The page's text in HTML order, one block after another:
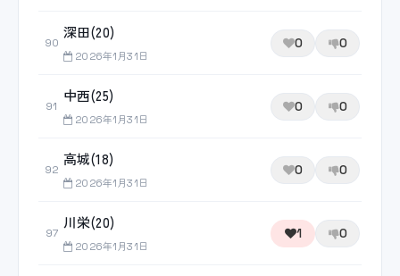
90
深田(20)
2026年1月31日
0 0
91
中西(25)
2026年1月31日
0 0
92
高城(18)
2026年1月31日
0 0
97
川栄(20)
2026年1月31日
1 0